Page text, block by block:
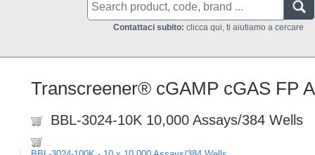
Contattaci subito: clicca qui, ti aiutiamo a cercare
Transcreener® cGAMP cGAS FP
BBL-3024-10K 10,000 Assays/384 Wells